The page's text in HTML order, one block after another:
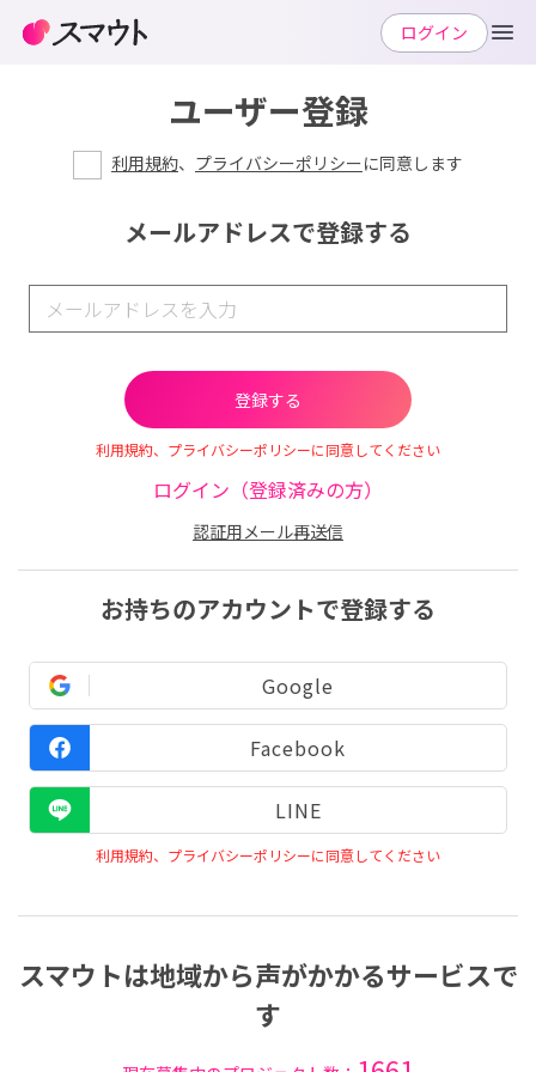
ユーザー登録
利用規約、 プライバシーポリシーに同意します
メールアドレスで登録する
利用規約、プライバシーポリシーに同意してください
ログイン（登録済みの方）
認証用メール再送信
お持ちのアカウントで登録する
Google
Facebook
LINE
利用規約、プライバシーポリシーに同意してください
スマウトは地域から声がかかるサービスで
す
ログイン